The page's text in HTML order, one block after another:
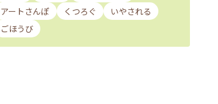
アートさんぽ
くつろぐ
いやされる
ごほうび